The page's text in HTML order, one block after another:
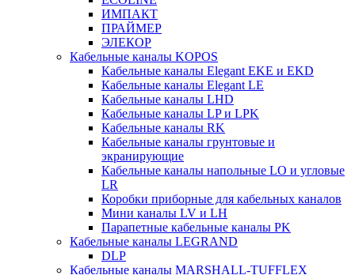
ИМПАКТ
ПРАЙМЕР
ЭЛЕКОР
Кабельные каналы KOPOS
Кабельные каналы Elegant EKE и EKD
Кабельные каналы Elegant LE
Кабельные каналы LHD
Кабельные каналы LP и LPK
Кабельные каналы RK
Кабельные каналы грунтовые и
экранирующие
Кабельные каналы напольные LO и угловые
LR
Коробки приборные для кабельных каналов
Мини каналы LV и LH
Парапетные кабельные каналы PK
Кабельные каналы LEGRAND
DLP
Кабельные каналы MARSHALL-TUFFLEX